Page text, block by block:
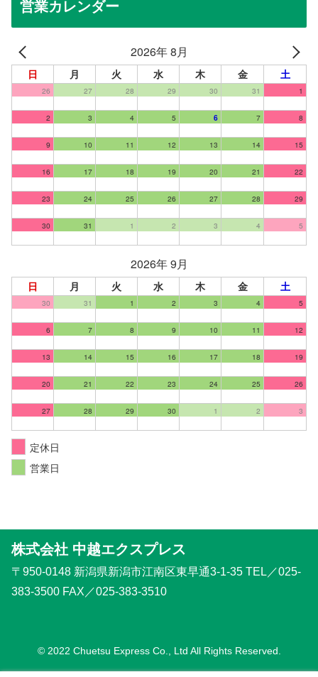
営業カレンダー
2026年 8月
日 月 火 水 木 金 土
26 27 28 29 30 31 1
2 3 4 5 6 7 8
9 10 11 12 13 14 15
16 17 18 19 20 21 22
23 24 25 26 27 28 29
30 31 1 2 3 4 5
2026年 9月
日 月 火 水 木 金 土
30 31 1 2 3 4 5
6 7 8 9 10 11 12
13 14 15 16 17 18 19
20 21 22 23 24 25 26
27 28 29 30 1 2 3
定休日
営業日
株式会社 中越エクスプレス
〒950-0148 新潟県新潟市江南区東早通3-1-35 TEL／025-
383-3500 FAX／025-383-3510
© 2022 Chuetsu Express Co., Ltd All Rights Reserved.